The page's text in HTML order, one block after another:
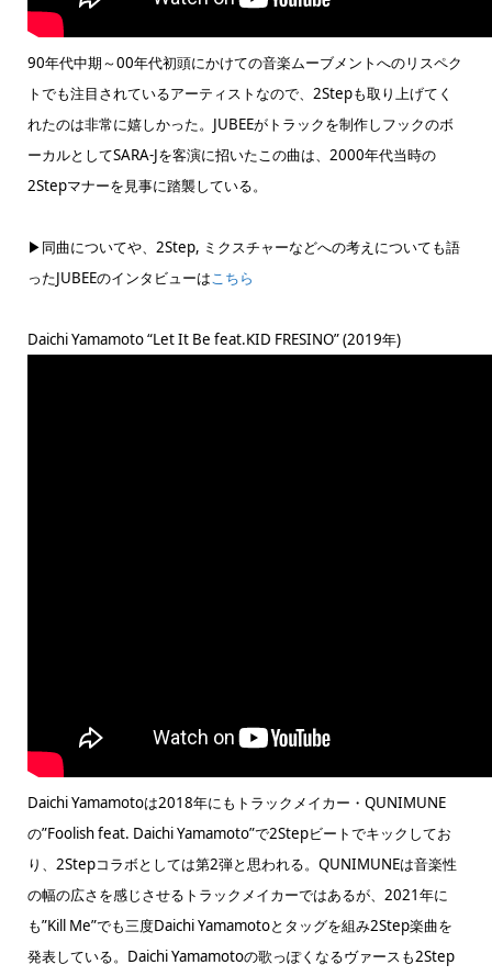
90年代中期～00年代初頭にかけての音楽ムーブメントへのリスペク
トでも注目されているアーティストなので、2Stepも取り上げてく
れたのは非常に嬉しかった。JUBEEがトラックを制作しフックのボ
ーカルとしてSARA-Jを客演に招いたこの曲は、2000年代当時の
2Stepマナーを見事に踏襲している。
▶同曲についてや、2Step, ミクスチャーなどへの考えについても語
ったJUBEEのインタビューはこちら
Daichi Yamamoto “Let It Be feat.KID FRESINO” (2019年)
Daichi Yamamotoは2018年にもトラックメイカー・QUNIMUNE
の”Foolish feat. Daichi Yamamoto”で2Stepビートでキックしてお
り、2Stepコラボとしては第2弾と思われる。QUNIMUNEは音楽性
の幅の広さを感じさせるトラックメイカーではあるが、2021年に
も”Kill Me”でも三度Daichi Yamamotoとタッグを組み2Step楽曲を
発表している。Daichi Yamamotoの歌っぽくなるヴァースも2Step